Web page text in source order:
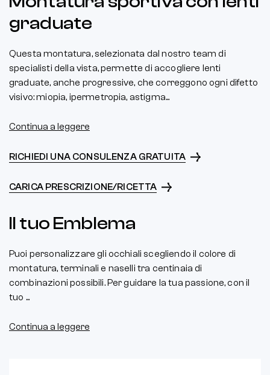
graduate
Questa montatura, selezionata dal nostro team di
specialisti della vista, permette di accogliere lenti
graduate, anche progressive, che correggono ogni difetto
visivo: miopia, ipermetropia, astigma...
Continua a leggere
RICHIEDI UNA CONSULENZA GRATUITA
CARICA PRESCRIZIONE/RICETTA
Il tuo Emblema
Puoi personalizzare gli occhiali scegliendo il colore di
montatura, terminali e naselli tra centinaia di
combinazioni possibili. Per guidare la tua passione, con il
tuo ...
Continua a leggere